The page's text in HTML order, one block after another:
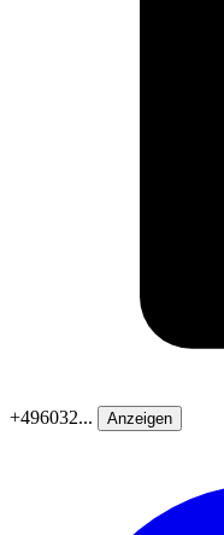
+496032... Anzeigen